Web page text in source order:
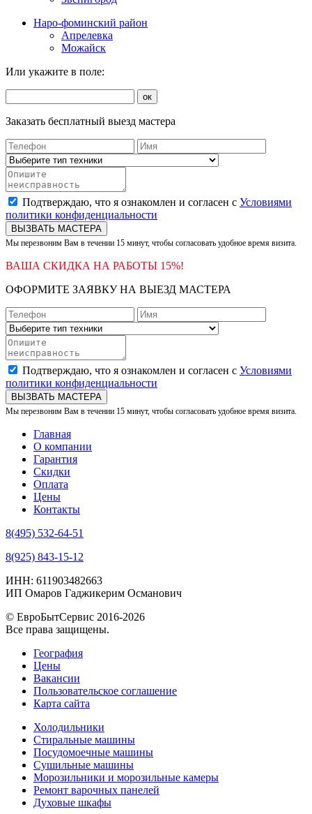
Наро-фоминский район
Апрелевка
Можайск
Или укажите в поле:
ок
Заказать бесплатный выезд мастера
Подтверждаю, что я ознакомлен и согласен с Условиями
политики конфиденциальности
ВЫЗВАТЬ МАСТЕРА
Мы перезвоним Вам в течении 15 минут, чтобы согласовать удобное время визита.
ВАША СКИДКА НА РАБОТЫ 15%!
ОФОРМИТЕ ЗАЯВКУ НА ВЫЕЗД МАСТЕРА
Подтверждаю, что я ознакомлен и согласен с Условиями
политики конфиденциальности
ВЫЗВАТЬ МАСТЕРА
Мы перезвоним Вам в течении 15 минут, чтобы согласовать удобное время визита.
Главная
О компании
Гарантия
Скидки
Оплата
Цены
Контакты
8(495) 532-64-51
8(925) 843-15-12
ИНН: 611903482663
ИП Омаров Гаджикерим Османович
© ЕвроБытСервис 2016-2026
Все права защищены.
География
Цены
Вакансии
Пользовательское соглашение
Карта сайта
Холодильники
Стиральные машины
Посудомоечные машины
Сушильные машины
Морозильники и морозильные камеры
Ремонт варочных панелей
Духовые шкафы